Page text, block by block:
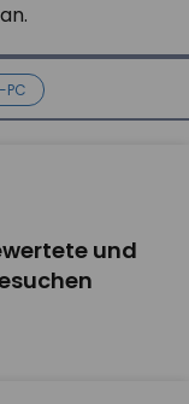
PC
und